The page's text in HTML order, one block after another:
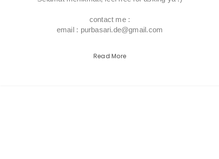
contact me :
email : purbasari.de@gmail.com
Read More